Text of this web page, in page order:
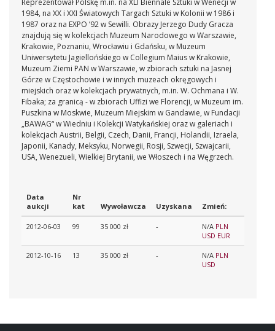
Reprezentował Polskę m.in. na XLI Biennale Sztuki w Wenecji w
1984, na XX i XXI Światowych Targach Sztuki w Kolonii w 1986 i
1987 oraz na EXPO ’92 w Sewilli. Obrazy Jerzego Dudy Gracza
znajdują się w kolekcjach Muzeum Narodowego w Warszawie,
Krakowie, Poznaniu, Wrocławiu i Gdańsku, w Muzeum
Uniwersytetu Jagiellońskiego w Collegium Maius w Krakowie,
Muzeum Ziemi PAN w Warszawie, w zbiorach sztuki na Jasnej
Górze w Częstochowie i w innych muzeach okręgowych i
miejskich oraz w kolekcjach prywatnych, m.in. W. Ochmana i W.
Fibaka; za granicą - w zbiorach Uffizi we Florencji, w Muzeum im.
Puszkina w Moskwie, Muzeum Miejskim w Gandawie, w Fundacji
„BAWAG“ w Wiedniu i Kolekcji Watykańskiej oraz w galeriach i
kolekcjach Austrii, Belgii, Czech, Danii, Francji, Holandii, Izraela,
Japonii, Kanady, Meksyku, Norwegii, Rosji, Szwecji, Szwajcarii,
USA, Wenezueli, Wielkiej Brytanii, we Włoszech i na Węgrzech.
Data
aukcji
Nr
kat
Wywoławcza Uzyskana Zmień:
2012-06-03 99 35 000 zł - N/A PLN
USD EUR
2012-10-16 13 35 000 zł - N/A PLN
USD